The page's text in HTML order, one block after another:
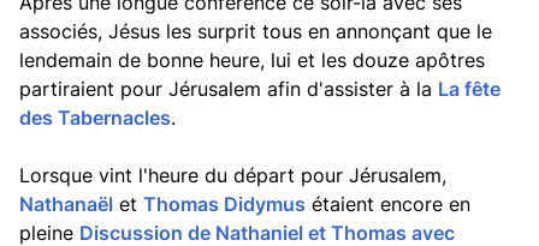
associés, Jésus les surprit tous en annonçant que le
lendemain de bonne heure, lui et les douze apôtres
partiraient pour Jérusalem afin d'assister à la La fête
des Tabernacles.
Lorsque vint l'heure du départ pour Jérusalem,
Nathanaël et Thomas Didymus étaient encore en
pleine Discussion de Nathaniel et Thomas avec